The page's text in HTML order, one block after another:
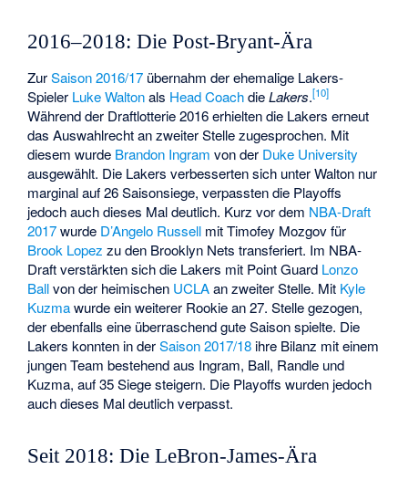
2016–2018: Die Post-Bryant-Ära
ZurSaison 2016/17 übernahm der ehemalige Lakers-
Spieler Luke Waltonals Head CoachdieLakers.[10]
Während der Draftlotterie 2016 erhielten die Lakers erneut
das Auswahlrecht an zweiter Stelle zugesprochen. Mit
diesem wurde Brandon Ingram von der Duke University
ausgewählt. Die Lakers verbesserten sich unter Walton nur
marginal auf 26 Saisonsiege, verpassten die Playoffs
jedoch auch dieses Mal deutlich. Kurz vor dem NBA-Draft
2017wurde D’Angelo Russell mitTimofey Mozgovfür
Brook Lopez zu den Brooklyn Nets transferiert. Im NBA-
Draft verstärkten sich die Lakers mit Point Guard Lonzo
Ballvon der heimischen UCLAan zweiter Stelle. Mit Kyle
Kuzmawurde ein weiterer Rookie an 27. Stelle gezogen,
der ebenfalls eine überraschend gute Saison spielte. Die
Lakers konnten in derSaison 2017/18 ihre Bilanz mit einem
jungen Team bestehend aus Ingram, Ball, Randle und
Kuzma, auf 35 Siege steigern. Die Playoffs wurden jedoch
auch dieses Mal deutlich verpasst.
Seit 2018: Die LeBron-James-Ära